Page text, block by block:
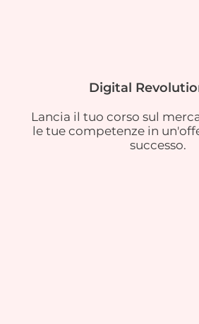
Digital
Lancia il tuo corso sul
le tue competenze in
successo.